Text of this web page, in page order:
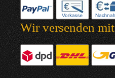
Wir versenden mit